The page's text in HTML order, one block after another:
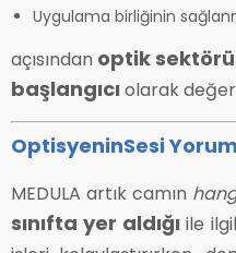
Uygulama birliğinin
açısından optik
başlangıcı olarak
OptisyeninSesi
MEDULA artık camın
sınıfta yer aldığı ile